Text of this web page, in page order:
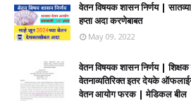
वेतन विषयक शासन निर्णय |
हप्ता अदा करणेबाबत
May 09, 2022
वेतन विषयक शासन निर्णय | शिक्षक
वेतनाव्यतिरिक्त इतर देयके
वेतन आयोग फरक | मेडिकल बील